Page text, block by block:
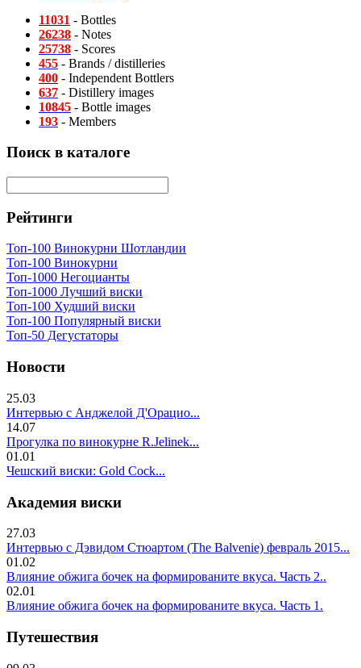
11031 - Bottles
26238 - Notes
25738 - Scores
455 - Brands / distilleries
400 - Independent Bottlers
637 - Distillery images
10845 - Bottle images
193 - Members
Поиск в каталоге
Рейтинги
Топ-100 Винокурни Шотландии
Топ-100 Винокурни
Топ-1000 Негоцианты
Топ-1000 Лучший виски
Топ-100 Худший виски
Топ-100 Популярный виски
Топ-50 Дегустаторы
Новости
25.03
Интервью с Анджелой Д'Орацио...
14.07
Прогулка по винокурне R.Jelinek...
01.01
Чешский виски: Gold Cock...
Академия виски
27.03
Интервью с Дэвидом Стюартом (The Balvenie) февраль 2015...
01.02
Влияние обжига бочек на формированите вкуса. Часть 2..
02.01
Влияние обжига бочек на формированите вкуса. Часть 1.
Путешествия